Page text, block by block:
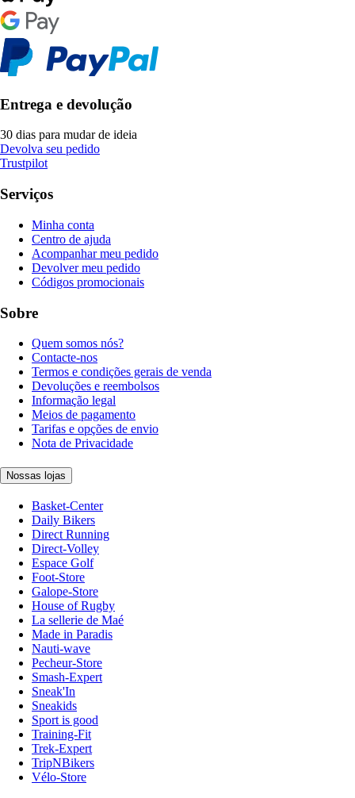
Entrega e devolução
30 dias para mudar de ideia
Devolva seu pedido
Trustpilot
Serviços
Minha conta
Centro de ajuda
Acompanhar meu pedido
Devolver meu pedido
Códigos promocionais
Sobre
Quem somos nós?
Contacte-nos
Termos e condições gerais de venda
Devoluções e reembolsos
Informação legal
Meios de pagamento
Tarifas e opções de envio
Nota de Privacidade
Nossas lojas
Basket-Center
Daily Bikers
Direct Running
Direct-Volley
Espace Golf
Foot-Store
Galope-Store
House of Rugby
La sellerie de Maé
Made in Paradis
Nauti-wave
Pecheur-Store
Smash-Expert
Sneak'In
Sneakids
Sport is good
Training-Fit
Trek-Expert
TripNBikers
Vélo-Store